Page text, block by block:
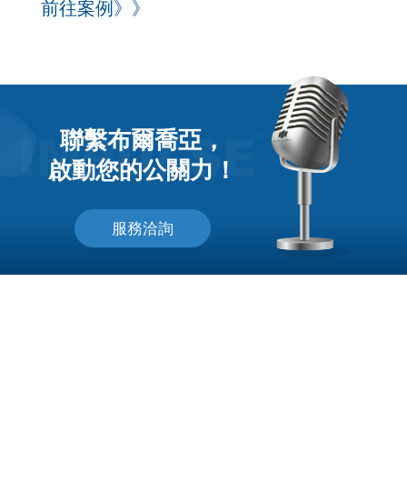
前往案例》》
聯繫布爾喬亞，
啟動您的公關力！
服務洽詢